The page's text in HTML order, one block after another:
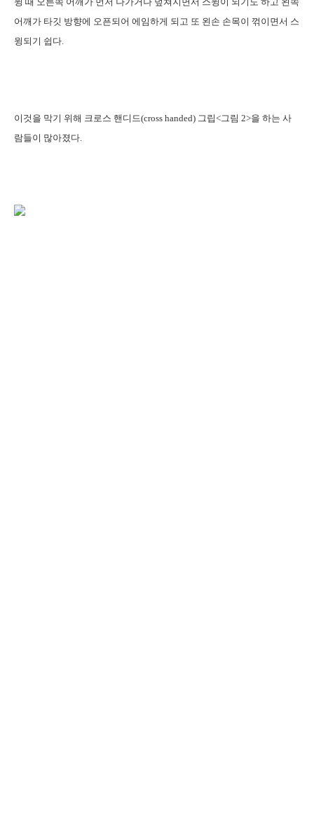
어깨가 타깃 방향에 오픈되어 에임하게 되고 또 왼손 손목이 꺾이면서 스
윙되기 쉽다.
이것을 막기 위해 크로스 핸디드(cross handed) 그립<그림 2>을 하는 사
람들이 많아졌다.